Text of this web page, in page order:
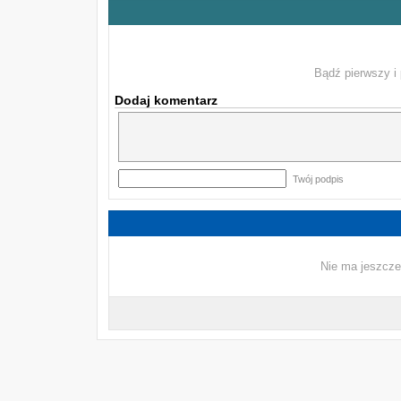
Bądź pierwszy i
Dodaj komentarz
Twój podpis
Nie ma